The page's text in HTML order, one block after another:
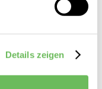
Details zeigen
vor Ort –